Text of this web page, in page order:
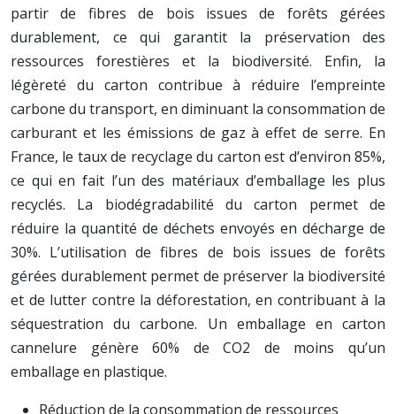
partir de fibres de bois issues de forêts gérées
durablement, ce qui garantit la préservation des
ressources forestières et la biodiversité. Enfin, la
légèreté du carton contribue à réduire l’empreinte
carbone du transport, en diminuant la consommation de
carburant et les émissions de gaz à effet de serre. En
France, le taux de recyclage du carton est d’environ 85%,
ce qui en fait l’un des matériaux d’emballage les plus
recyclés. La biodégradabilité du carton permet de
réduire la quantité de déchets envoyés en décharge de
30%. L’utilisation de fibres de bois issues de forêts
gérées durablement permet de préserver la biodiversité
et de lutter contre la déforestation, en contribuant à la
séquestration du carbone. Un emballage en carton
cannelure génère 60% de CO2 de moins qu’un
emballage en plastique.
Réduction de la consommation de ressources